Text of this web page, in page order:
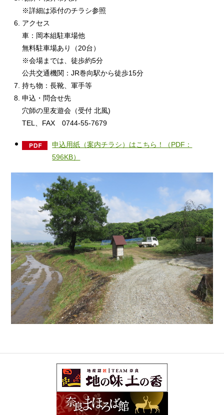
※詳細は添付のチラシ参照
アクセス
車：岡本組駐車場他
無料駐車場あり（20台）
※会場までは、徒歩約5分
公共交通機関：JR巻向駅から徒歩15分
持ち物：長靴、軍手等
申込・問合せ先
穴師の里友遊会（受付 北風)
TEL、FAX 0744-55-7679
申込用紙（案内チラシ）はこちら！（PDF：
596KB）